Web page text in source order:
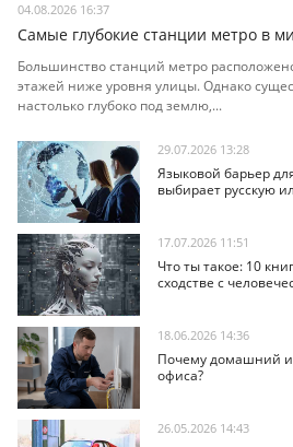
04.08.2026 16:37
Самые глубокие станции метро в
Большинство станций метро
этажей ниже уровня улицы. Однако
настолько глубоко под землю,...
29.07.2026 13:28
Языковой барьер
выбирает русскую
17.07.2026 11:51
Что ты такое: 10
сходстве с
18.06.2026 14:36
Почему домашний
офиса?
26.05.2026 14:43